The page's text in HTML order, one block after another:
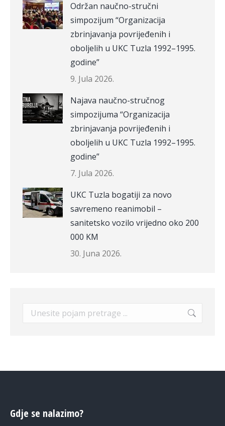
Održan naučno-stručni
simpozijum “Organizacija
zbrinjavanja povrijeđenih i
oboljelih u UKC Tuzla 1992–1995.
godine”
9. Jula 2026.
Najava naučno-stručnog
simpozijuma “Organizacija
zbrinjavanja povrijeđenih i
oboljelih u UKC Tuzla 1992–1995.
godine”
7. Jula 2026.
UKC Tuzla bogatiji za novo
savremeno reanimobil –
sanitetsko vozilo vrijedno oko 200
000 KM
30. Juna 2026.
Search:
Gdje se nalazimo?